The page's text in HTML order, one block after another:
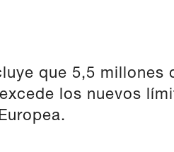
que 5,5 millones
los nuevos